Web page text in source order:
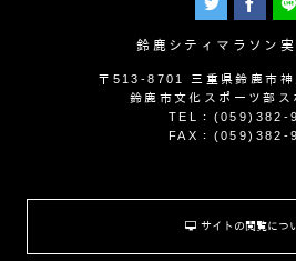
鈴鹿シティマラソン
〒513-8701 三重県鈴鹿市
鈴鹿市文化スポーツ部ス
TEL：(059)382-
FAX：(059)382-
サイトの閲覧につ